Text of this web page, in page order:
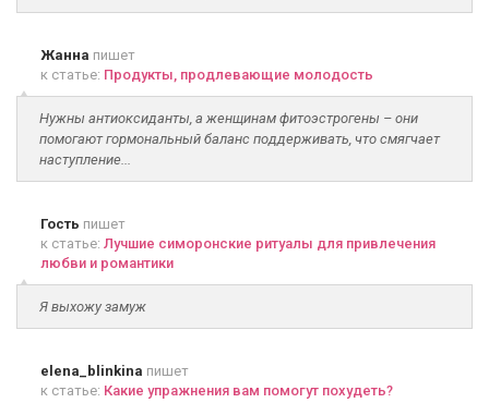
Жанна пишет
к статье: Продукты, продлевающие молодость
Нужны антиоксиданты, а женщинам фитоэстрогены – они
помогают гормональный баланс поддерживать, что смягчает
наступление...
Гость пишет
к статье: Лучшие симоронские ритуалы для привлечения
любви и романтики
Я выхожу замуж
elena_blinkina пишет
к статье: Какие упражнения вам помогут похудеть?